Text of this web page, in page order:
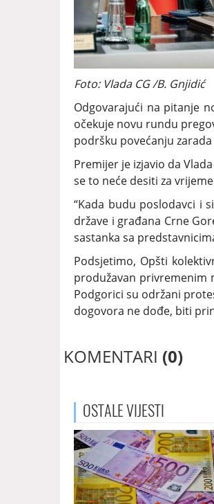
Foto: Vlada CG /B. Gnjidić
Odgovarajući na pitanje
očekuje novu rundu
podršku povećanju
Premijer je izjavio da
se to neće desiti za
“Kada budu poslodavci i
države i građana Crne
sastanka sa
Podsjetimo, Opšti
produžavan privremenim
Podgorici su održani
dogovora ne dođe, biti
KOMENTARI (0)
OSTALEVIJESTI